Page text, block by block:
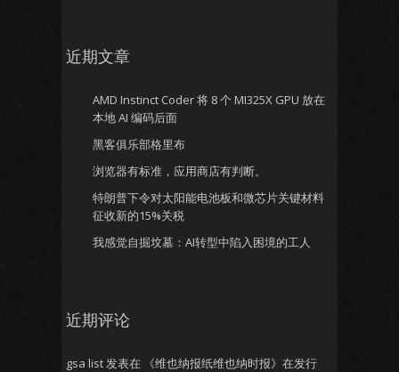
近期文章
AMD Instinct Coder 将 8 个 MI325X GPU 放在
本地 AI 编码后面
黑客俱乐部格里布
浏览器有标准，应用商店有判断。
特朗普下令对太阳能电池板和微芯片关键材料
征收新的15%关税
我感觉自掘坟墓：AI转型中陷入困境的工人
近期评论
gsa list发表在
《维也纳报纸维也纳时报》在发行